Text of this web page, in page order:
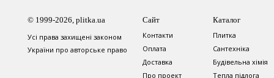
© 1999-2026, plitka.ua
Усі права захищені законом
України про авторське право
Сайт
Контакти
Оплата
Доставка
Про проект
Каталог
Плитка
Сантехніка
Будівельна хімія
Тепла підлога